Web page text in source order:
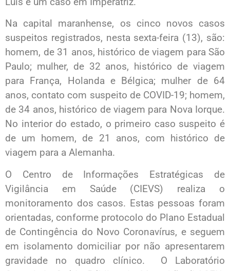
Na capital maranhense, os cinco novos casos
suspeitos registrados, nesta sexta-feira (13), são:
homem, de 31 anos, histórico de viagem para São
Paulo; mulher, de 32 anos, histórico de viagem
para França, Holanda e Bélgica; mulher de 64
anos, contato com suspeito de COVID-19; homem,
de 34 anos, histórico de viagem para Nova Iorque.
No interior do estado, o primeiro caso suspeito é
de um homem, de 21 anos, com histórico de
viagem para a Alemanha.
O Centro de Informações Estratégicas de
Vigilância em Saúde (CIEVS) realiza o
monitoramento dos casos. Estas pessoas foram
orientadas, conforme protocolo do Plano Estadual
de Contingência do Novo Coronavírus, e seguem
em isolamento domiciliar por não apresentarem
gravidade no quadro clínico. O Laboratório